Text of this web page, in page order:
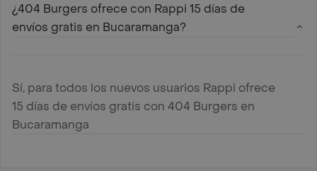
¿404 Burgers ofrece con Rappi 15 días de
envíos gratis en Bucaramanga?
Sí, para todos los nuevos usuarios Rappi ofrece
15 días de envíos gratis con 404 Burgers en
Bucaramanga